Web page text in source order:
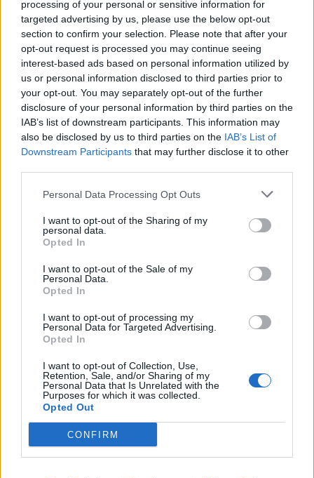
processing of your personal or sensitive information for
targeted advertising by us, please use the below opt-out
section to confirm your selection. Please note that after your
opt-out request is processed you may continue seeing
interest-based ads based on personal information utilized by
us or personal information disclosed to third parties prior to
your opt-out. You may separately opt-out of the further
disclosure of your personal information by third parties on the
IAB’s list of downstream participants. This information may
also be disclosed by us to third parties on the IAB’s List of
Downstream Participants that may further disclose it to other
Personal Data Processing Opt Outs
I want to opt-out of the Sharing of my
personal data.
Opted In
I want to opt-out of the Sale of my
Personal Data.
Opted In
I want to opt-out of processing my
Personal Data for Targeted Advertising.
Opted In
I want to opt-out of Collection, Use,
Retention, Sale, and/or Sharing of my
Personal Data that Is Unrelated with the
Purposes for which it was collected.
Opted Out
CONFIRM
e tem início marcado para as 21h30.
O cartaz conta com três sessões de música ao vivo,
um concerto de Pi com Lolli Wren, um segundo
concerto de Tiago Chaves com IBSXJAUR, ambos no
Pequeno Auditório, e por fim um dj set entre Bruno
Mazeda (dj) e Leonardo Afonso (saxofone) no palco
do Café-Concerto.
Município de Vila Real, o apoio do IPDJ e parceiros de
divulgação oNotícias de Vila Reale a Universidade FM.
Carlos Pereira Cardoso Cultura Adentro
LOCAL
Sons a Norte Festival
Artigo anterior
UTAD lidera projeto europeu para
alimentar
Próximo artigo
Siga-nos no Instagram